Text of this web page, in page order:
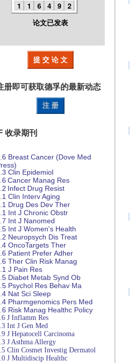
1 1 6 4 9 2
论文已发表
提 交 论 文
册即可获取德孚的最新动态
注 册
IF 收录期刊
Breast Cancer (Dove Med
Clin Epidemiol
Cancer Manag Res
Infect Drug Resist
Clin Interv Aging
Drug Des Dev Ther
Int J Chronic Obstr
Int J Nanomed
Int J Women's Health
Neuropsych Dis Treat
OncoTargets Ther
Patient Prefer Adher
Ther Clin Risk Manag
J Pain Res
Diabet Metab Synd Ob
Psychol Res Behav Ma
Nat Sci Sleep
Pharmgenomics Pers Med
Risk Manag Healthc Policy
J Inflamm Res
Int J Gen Med
J Hepatocell Carcinoma
J Asthma Allergy
Clin Cosmet Investig Dermatol
J Multidiscip Healthc